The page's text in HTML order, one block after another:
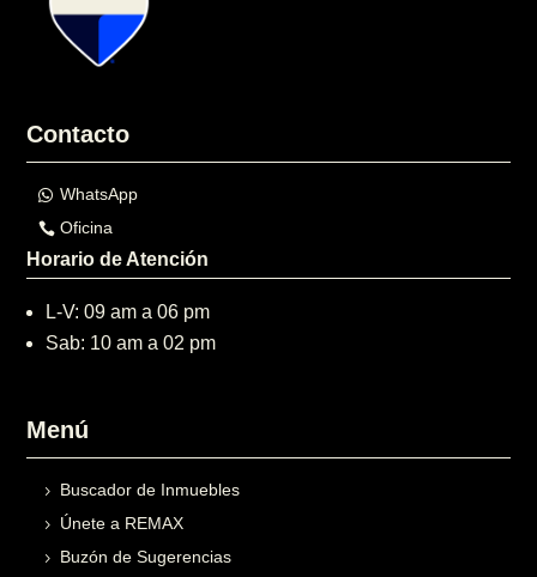
Contacto
WhatsApp
Oficina
Horario de Atención
L-V: 09 am a 06 pm
Sab: 10 am a 02 pm
Menú
Buscador de Inmuebles
Únete a REMAX
Buzón de Sugerencias